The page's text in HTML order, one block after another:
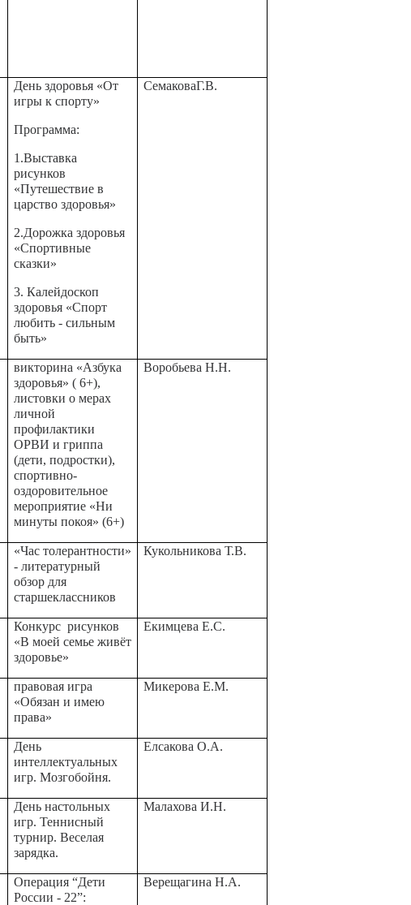
День здоровья «От
игры к спорту»
Программа:
1.Выставка
рисунков
«Путешествие в
царство здоровья»
2.Дорожка здоровья
«Спортивные
сказки»
3. Калейдоскоп
здоровья «Спорт
любить - сильным
быть»
СемаковаГ.В.
викторина «Азбука
здоровья» ( 6+),
листовки о мерах
личной
профилактики
ОРВИ и гриппа
(дети, подростки),
спортивно-
оздоровительное
мероприятие «Ни
минуты покоя» (6+)
Воробьева Н.Н.
«Час толерантности»
- литературный
обзор для
старшеклассников
Кукольникова Т.В.
Конкурс рисунков
«В моей семье живёт
здоровье»
Екимцева Е.С.
правовая игра
«Обязан и имею
права»
Микерова Е.М.
День
интеллектуальных
игр. Мозгобойня.
Елсакова О.А.
День настольных
игр. Теннисный
турнир. Веселая
зарядка.
Малахова И.Н.
Операция “Дети
России - 22”:
Верещагина Н.А.